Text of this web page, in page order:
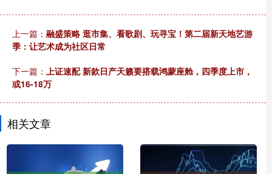
上一篇： 融盛策略 逛市集、看歌剧、玩寻宝！第二届新天地艺游
季：让艺术成为社区日常
下一篇： 上证速配 新款日产天籁要搭载鸿蒙座舱，四季度上市，
或16-18万
相关文章